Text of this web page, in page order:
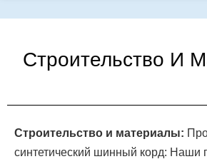
Строительство И
Строительство и материалы:
синтетический шинный корд: Наши